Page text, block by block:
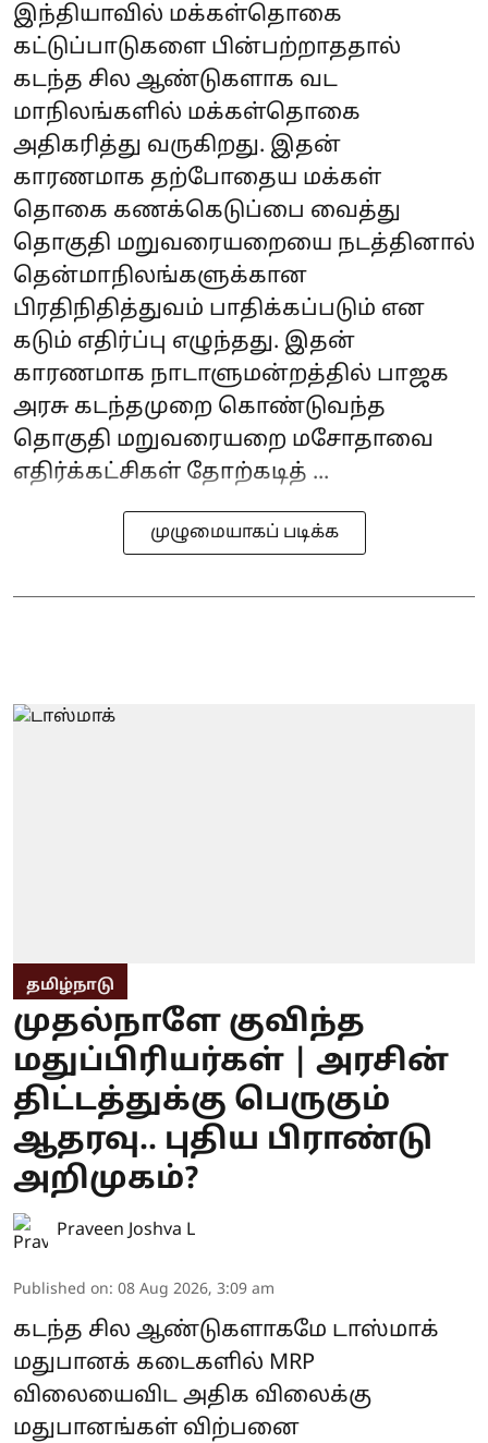
இந்தியாவில் மக்கள்தொகை
கட்டுப்பாடுகளை பின்பற்றாததால்
கடந்த சில ஆண்டுகளாக வட
மாநிலங்களில் மக்கள்தொகை
அதிகரித்து வருகிறது. இதன்
காரணமாக தற்போதைய மக்கள்
தொகை கணக்கெடுப்பை வைத்து
தொகுதி மறுவரையறையை நடத்தினால்
தென்மாநிலங்களுக்கான
பிரதிநிதித்துவம் பாதிக்கப்படும் என
கடும் எதிர்ப்பு எழுந்தது. இதன்
காரணமாக நாடாளுமன்றத்தில் பாஜக
அரசு கடந்தமுறை கொண்டுவந்த
தொகுதி மறுவரையறை மசோதாவை
எதிர்க்கட்சிகள் தோற்கடித் ...
முழுமையாகப் படிக்க
தமிழ்நாடு
முதல்நாளே குவிந்த
மதுப்பிரியர்கள் | அரசின்
திட்டத்துக்கு பெருகும்
ஆதரவு.. புதிய பிராண்டு
அறிமுகம்?
Praveen Joshva L
Published on: 08 Aug 2026, 3:09 am
கடந்த சில ஆண்டுகளாகமே டாஸ்மாக்
மதுபானக் கடைகளில் MRP
விலையைவிட அதிக விலைக்கு
மதுபானங்கள் விற்பனை